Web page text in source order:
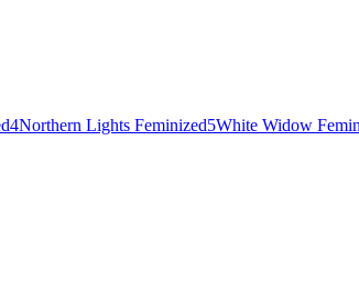
4Northern Lights Feminized5White Widow